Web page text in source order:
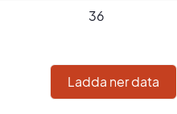
36
Ladda ner data